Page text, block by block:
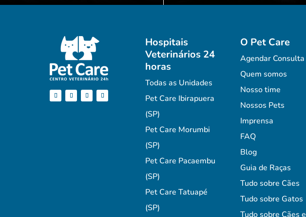
Hospitais
Veterinários 24
horas
Todas as Unidades
Pet Care Ibirapuera
(SP)
Pet Care Morumbi
(SP)
Pet Care Pacaembu
(SP)
Pet Care Tatuapé
(SP)
O Pet Care
Agendar Consulta
Quem somos
Nosso time
Nossos Pets
Imprensa
FAQ
Blog
Guia de Raças
Tudo sobre Cães
Tudo sobre Gatos
Tudo sobre Cães e